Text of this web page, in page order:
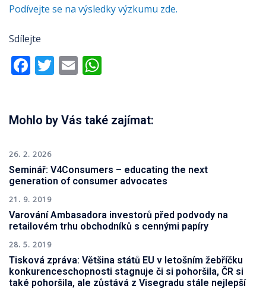
Podívejte se na výsledky výzkumu zde.
Sdílejte
Facebook
Twitter
Email
Mohlo by Vás také zajímat:
26. 2. 2026
Seminář: V4Consumers – educating the next
generation of consumer advocates
21. 9. 2019
Varování Ambasadora investorů před podvody na
retailovém trhu obchodníků s cennými papíry
28. 5. 2019
Tisková zpráva: Většina států EU v letošním žebříčku
konkurenceschopnosti stagnuje či si pohoršila, ČR si
také pohoršila, ale zůstává z Visegradu stále nejlepší